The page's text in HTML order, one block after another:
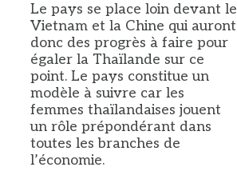
Le pays se place loin devant le
Vietnam et la Chine qui auront
donc des progrès à faire pour
égaler la Thaïlande sur ce
point. Le pays constitue un
modèle à suivre car les
femmes thaïlandaises jouent
un rôle prépondérant dans
toutes les branches de
l’économie.